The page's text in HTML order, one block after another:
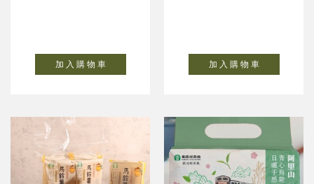
加 入 購 物 車 加 入 購 物 車